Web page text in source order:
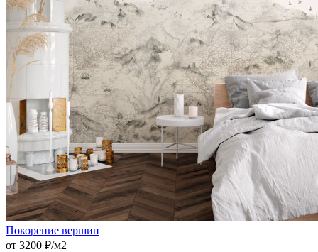
Покорение вершин
от 3200 ₽/м2